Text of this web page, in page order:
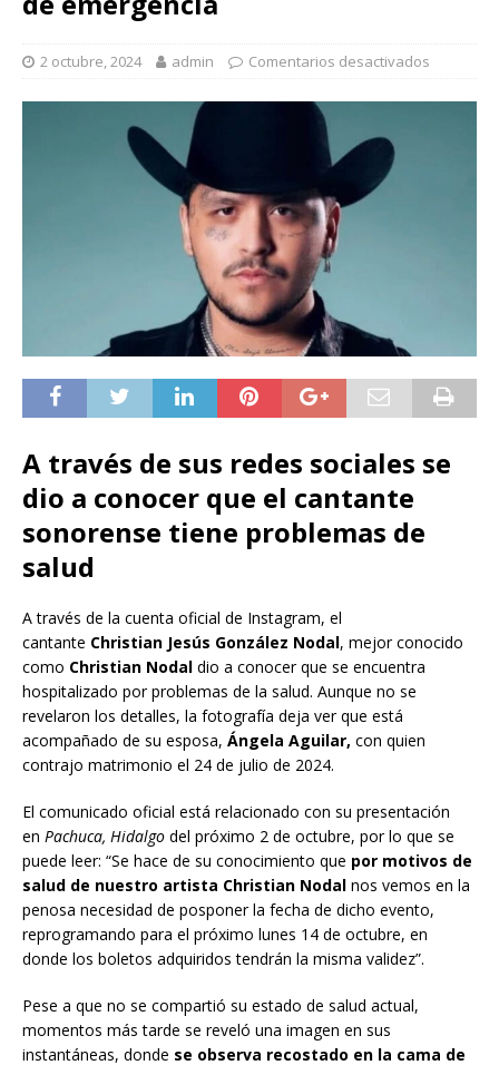
2 octubre, 2024 admin Comentarios desactivados
A través de sus redes sociales se
dio a conocer que el cantante
sonorense tiene problemas de
salud
A través de la cuenta oficial de Instagram, el
cantante Christian Jesús González Nodal, mejor conocido
como Christian Nodal dio a conocer que se encuentra
hospitalizado por problemas de la salud. Aunque no se
revelaron los detalles, la fotografía deja ver que está
acompañado de su esposa, Ángela Aguilar, con quien
contrajo matrimonio el 24 de julio de 2024.
El comunicado oficial está relacionado con su presentación
en Pachuca, Hidalgo del próximo 2 de octubre, por lo que se
puede leer: “Se hace de su conocimiento que por motivos de
salud de nuestro artista Christian Nodal nos vemos en la
penosa necesidad de posponer la fecha de dicho evento,
reprogramando para el próximo lunes 14 de octubre, en
donde los boletos adquiridos tendrán la misma validez”.
Pese a que no se compartió su estado de salud actual,
momentos más tarde se reveló una imagen en sus
instantáneas, donde se observa recostado en la cama de